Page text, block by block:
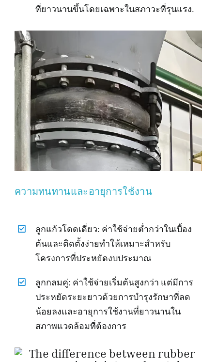
ที่ยาวนานขึ้นโดยเฉพาะในสภาวะที่รุนแรง.
ความทนทานและอายุการใช้งาน
ลูกแก้วโดดเดี่ยว: ค่าใช้จ่ายต่ำกว่าในเบื้อง
ต้นและติดตั้งง่ายทำให้เหมาะสำหรับ
โครงการที่ประหยัดงบประมาณ
ลูกกลมคู่: ค่าใช้จ่ายเริ่มต้นสูงกว่า แต่มีการ
ประหยัดระยะยาวด้วยการบำรุงรักษาที่ลด
น้อยลงและอายุการใช้งานที่ยาวนานใน
สภาพแวดล้อมที่ต้องการ